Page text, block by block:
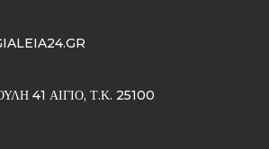
41 ΑΊΓΙΟ, Τ.Κ. 25100